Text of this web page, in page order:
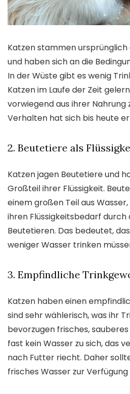
Katzen stammen
und haben sich an die
In der Wüste gibt es wenig
Katzen im Laufe der Zeit
vorwiegend aus ihrer Nahrung
Verhalten hat sich bis heute
2. Beutetiere als
Katzen jagen Beutetiere und
Großteil ihrer Flüssigkeit.
einem großen Teil aus
ihren Flüssigkeitsbedarf durch
Beutetieren. Das bedeutet,
weniger Wasser trinken
3. Empfindliche
Katzen haben einen
sind sehr wählerisch, was ihr
bevorzugen frisches,
fast kein Wasser zu sich, das
nach Futter riecht. Daher
frisches Wasser zur